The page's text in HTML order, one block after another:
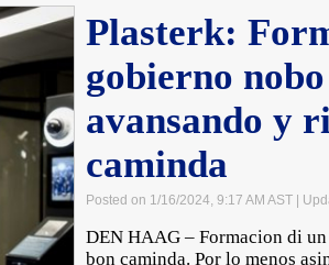
Plasterk:
gobierno
avansando y
caminda
Posted on 1/16/2024, 9:17 AM AST |
DEN HAAG – Formacion di
bon caminda. Por lo menos